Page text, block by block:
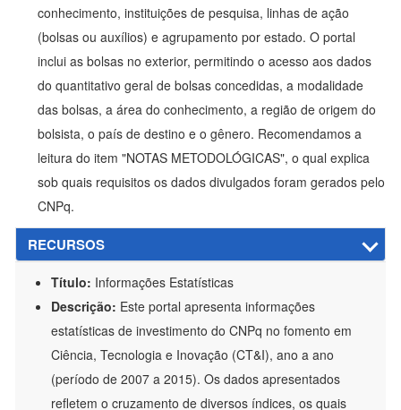
conhecimento, instituições de pesquisa, linhas de ação
(bolsas ou auxílios) e agrupamento por estado. O portal
inclui as bolsas no exterior, permitindo o acesso aos dados
do quantitativo geral de bolsas concedidas, a modalidade
das bolsas, a área do conhecimento, a região de origem do
bolsista, o país de destino e o gênero. Recomendamos a
leitura do item "NOTAS METODOLÓGICAS", o qual explica
sob quais requisitos os dados divulgados foram gerados pelo
CNPq.
RECURSOS
Título: Informações Estatísticas
Descrição: Este portal apresenta informações
estatísticas de investimento do CNPq no fomento em
Ciência, Tecnologia e Inovação (CT&I), ano a ano
(período de 2007 a 2015). Os dados apresentados
refletem o cruzamento de diversos índices, os quais